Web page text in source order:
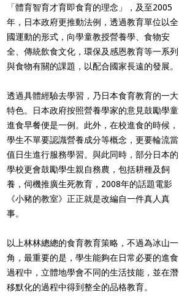
「體育智育才育即食育的理念」，及至2005
年，日本政府更推動法例，透過教育單位以全
國運動的形式，向學童教授營養學、食物安
全、傳統飲食文化，環保及感恩教育等一系列
與食物有關的課題，以配合國家長遠的發展。
透過具體經驗去學習，乃日本食育教育的一大
特色。日本政府按照營養學家的意見鼓勵學童
進食早餐便是一例。此外，在校進食的時候，
學生不單要認識營養成分等概念，更要輪流當
值日生進行服務學習。與此同時，部分日本的
學校更會鼓勵學生親自務農，包括耕種及飼
養，伺機推廣生死教育，2008年的話題電影
《小豬的教室》正正就是改編自一件真人真
事。
以上林林總總的食育教育策略，不過為冰山一
角，最重要的是，學生能夠在日常必要的進食
過程中，立體地學會不同的生活技能，並在潛
移默化的過程中得到整全的品格教育。